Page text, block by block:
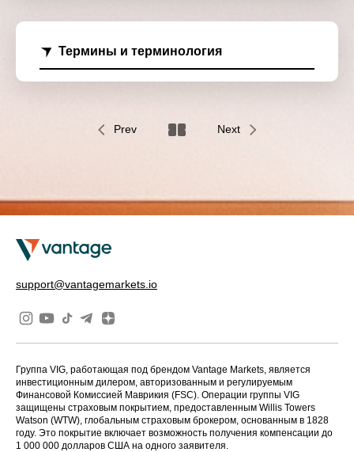
Термины и терминология
Prev Next
support@vantagemarkets.io
Группа VIG, работающая под брендом Vantage Markets, является
инвестиционным дилером, авторизованным и регулируемым
Финансовой Комиссией Маврикия (FSC). Операции группы VIG
защищены страховым покрытием, предоставленным Willis Towers
Watson (WTW), глобальным страховым брокером, основанным в 1828
году. Это покрытие включает возможность получения компенсации до
1 000 000 долларов США на одного заявителя.